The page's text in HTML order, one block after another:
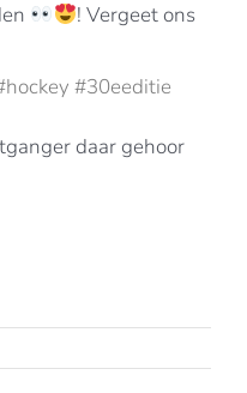
! Vergeet ons
#30eeditie
daar gehoor